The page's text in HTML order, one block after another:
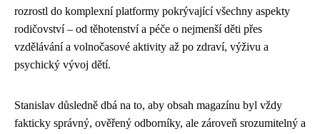
rozrostl do komplexní platformy pokrývající všechny aspekty
rodičovství – od těhotenství a péče o nejmenší děti přes
vzdělávání a volnočasové aktivity až po zdraví, výživu a
psychický vývoj dětí.
Stanislav důsledně dbá na to, aby obsah magazínu byl vždy
fakticky správný, ověřený odborníky, ale zároveň srozumitelný a